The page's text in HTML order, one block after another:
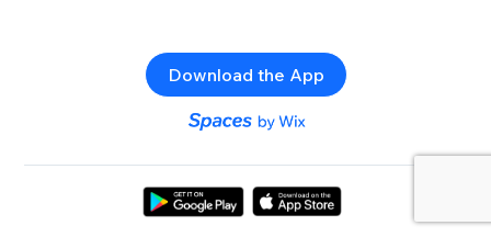
Download the App